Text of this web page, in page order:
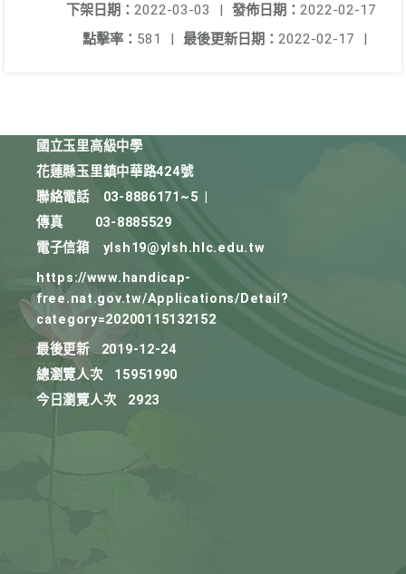
發佈日期： 2022-02-17
下架日期： 2022-03-03
|
最後更新日期： 2022-02-17 |
點擊率： 581 |
國立玉里高級中學
花蓮縣玉里鎮中華路424號
聯絡電話
03-8886171~5
傳真
03-8885529
電子信箱
ylsh19@ylsh.hlc.edu.tw
https://www.handicap-
free.nat.gov.tw/Applications/Detail?
category=20200115132152
最後更新
2019-12-24
總瀏覽人次
15951990
今日瀏覽人次
2923